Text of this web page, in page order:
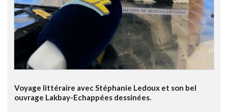
Voyage littéraire avec Stéphanie Ledoux et son bel
ouvrage Lakbay-Echappées dessinées.